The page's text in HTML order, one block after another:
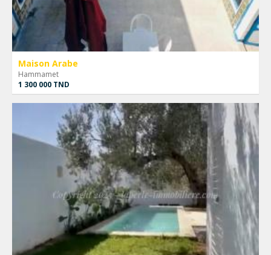
Maison Arabe
Hammamet
1 300 000 TND